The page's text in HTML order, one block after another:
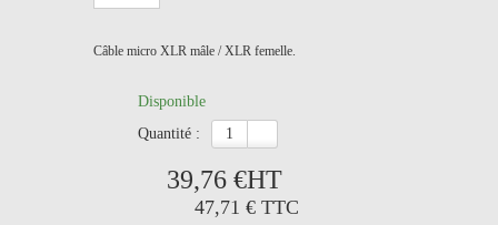
Câble micro XLR mâle / XLR femelle.
Disponible
quantité :
39,76 €HT
47,71 € TTC